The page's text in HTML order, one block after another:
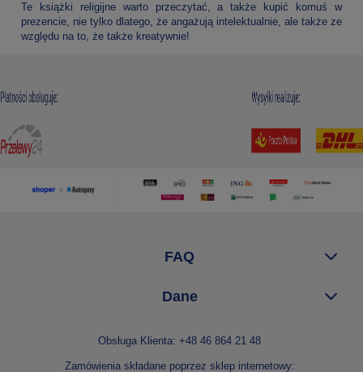
Te książki religijne warto przeczytać, a także kupić komuś w
prezencie, nie tylko dlatego, że angażują intelektualnie, ale także ze
względu na to, że także kreatywnie!
FAQ
Dane
Obsługa Klienta: +48 46 864 21 48
Zamówienia składane poprzez sklep internetowy: